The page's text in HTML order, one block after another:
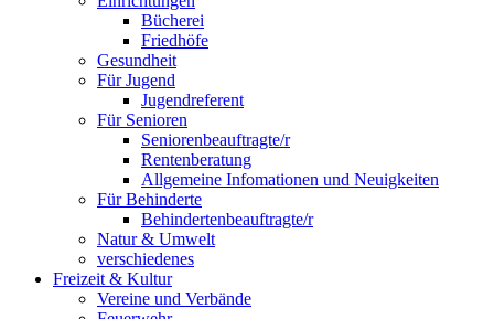
Bücherei
Friedhöfe
Gesundheit
Für Jugend
Jugendreferent
Für Senioren
Seniorenbeauftragte/r
Rentenberatung
Allgemeine Infomationen und Neuigkeiten
Für Behinderte
Behindertenbeauftragte/r
Natur & Umwelt
verschiedenes
Freizeit & Kultur
Vereine und Verbände